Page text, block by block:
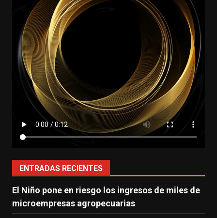
ENTRADAS RECIENTES
El Niño pone en riesgo los ingresos de miles de
microempresas agropecuarias